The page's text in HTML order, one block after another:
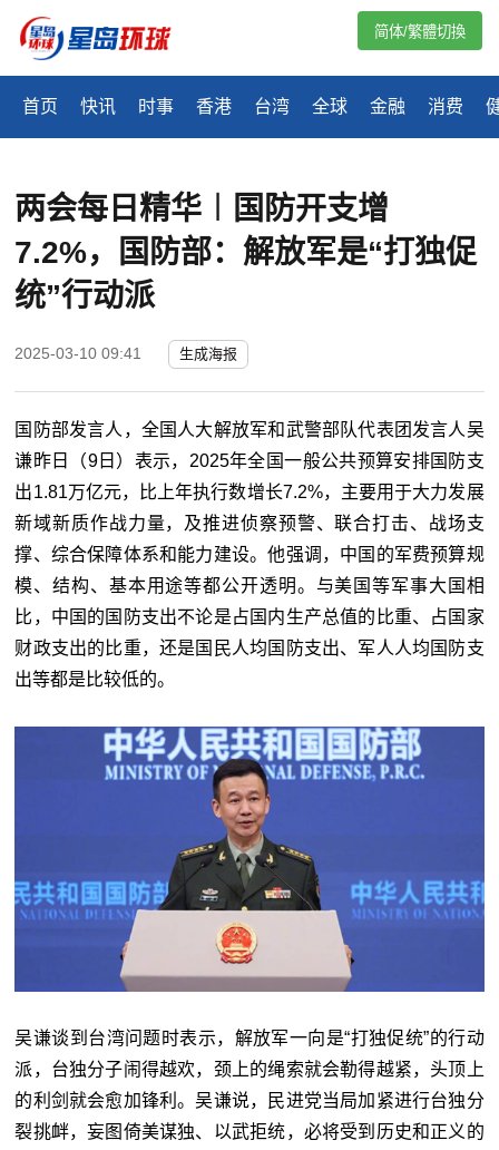
首页 快讯 时事 香港 台湾 全球 金融 消费
简体/繁體切換
两会每日精华︱国防开支增
7.2%，国防部：解放军是“打独促
统”行动派
2025-03-10 09:41 生成海报
国防部发言人，全国人大解放军和武警部队代表团发言人吴
谦昨日（9日）表示，2025年全国一般公共预算安排国防支
出1.81万亿元，比上年执行数增长7.2%，主要用于大力发展
新域新质作战力量，及推进侦察预警、联合打击、战场支
撑、综合保障体系和能力建设。他强调，中国的军费预算规
模、结构、基本用途等都公开透明。与美国等军事大国相
比，中国的国防支出不论是占国内生产总值的比重、占国家
财政支出的比重，还是国民人均国防支出、军人人均国防支
出等都是比较低的。
吴谦谈到台湾问题时表示，解放军一向是“打独促统”的行动
派，台独分子闹得越欢，颈上的绳索就会勒得越紧，头顶上
的利剑就会愈加锋利。吴谦说，民进党当局加紧进行台独分
裂挑衅，妄图倚美谋独、以武拒统，必将受到历史和正义的